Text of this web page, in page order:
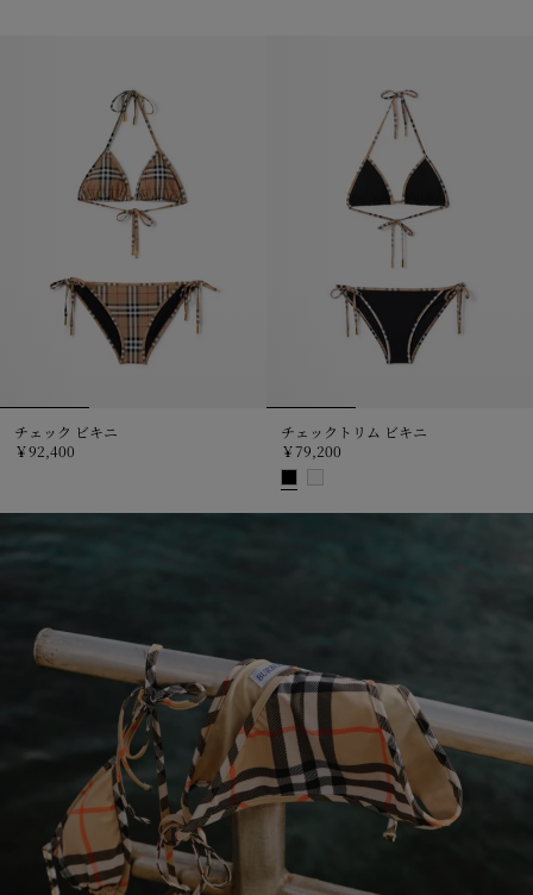
チェック ビキニ
￥92,400
チェックトリム ビキニ
￥79,200